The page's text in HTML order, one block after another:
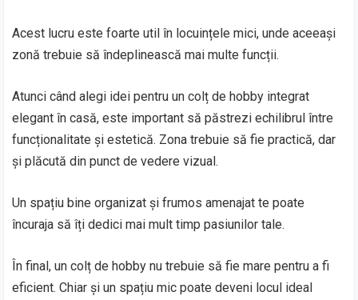
Acest lucru este foarte util în locuințele mici, unde aceeași
zonă trebuie să îndeplinească mai multe funcții.
Atunci când alegi idei pentru un colț de hobby integrat
elegant în casă, este important să păstrezi echilibrul între
funcționalitate și estetică. Zona trebuie să fie practică, dar
și plăcută din punct de vedere vizual.
Un spațiu bine organizat și frumos amenajat te poate
încuraja să îți dedici mai mult timp pasiunilor tale.
În final, un colț de hobby nu trebuie să fie mare pentru a fi
eficient. Chiar și un spațiu mic poate deveni locul ideal